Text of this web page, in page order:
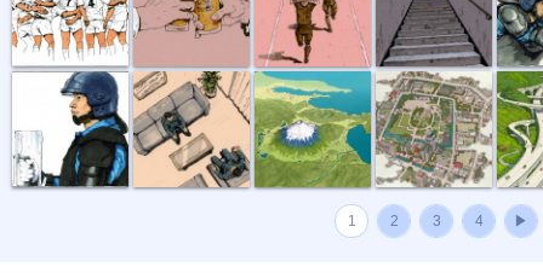
新聞小説「精... 真西からの富... 駿府城公園俯... 新東
1 2 3 4 ▶